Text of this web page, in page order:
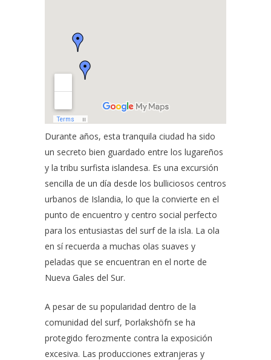
Durante años, esta tranquila ciudad ha sido
un secreto bien guardado entre los lugareños
y la tribu surfista islandesa. Es una excursión
sencilla de un día desde los bulliciosos centros
urbanos de Islandia, lo que la convierte en el
punto de encuentro y centro social perfecto
para los entusiastas del surf de la isla. La ola
en sí recuerda a muchas olas suaves y
peladas que se encuentran en el norte de
Nueva Gales del Sur.
A pesar de su popularidad dentro de la
comunidad del surf, Þorlakshöfn se ha
protegido ferozmente contra la exposición
excesiva. Las producciones extranjeras y